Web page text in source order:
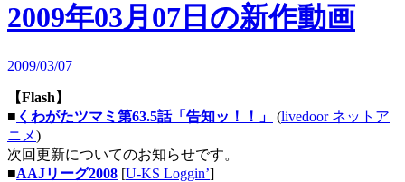
2009年03月07日の新作動画
2009/03/07
【Flash】
■ くわがたツマミ第63.5話「告知ッ！！」 (livedoor ネットア
ニメ)
次回更新についてのお知らせです。
■AAJリーグ2008 [U-KS Loggin’]